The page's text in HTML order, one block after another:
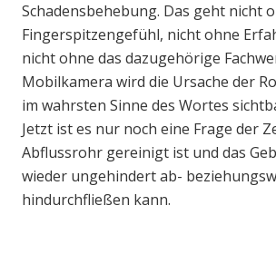
Schadensbehebung. Das geht nicht
Fingerspitzengefühl, nicht ohne
nicht ohne das dazugehörige
Mobilkamera wird die Ursache der
im wahrsten Sinne des Wortes
Jetzt ist es nur noch eine Frage der
Abflussrohr gereinigt ist und das
wieder ungehindert ab-
hindurchfließen kann.